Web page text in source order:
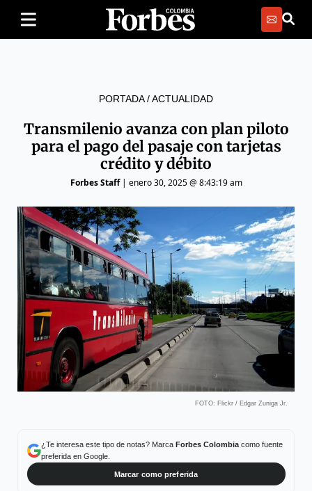
PORTADA/ACTUALIDAD
Transmilenio avanza con plan piloto
para el pago del pasaje con tarjetas
crédito y débito
Forbes Staff| enero 30, 2025 @ 8:43:19 am
FOTO: Flickr / Edgar Zuniga Jr.
¿Te interesa este tipo de notas? Marca Forbes Colombiacomo fuente
preferida en Google.
Marcar como preferida